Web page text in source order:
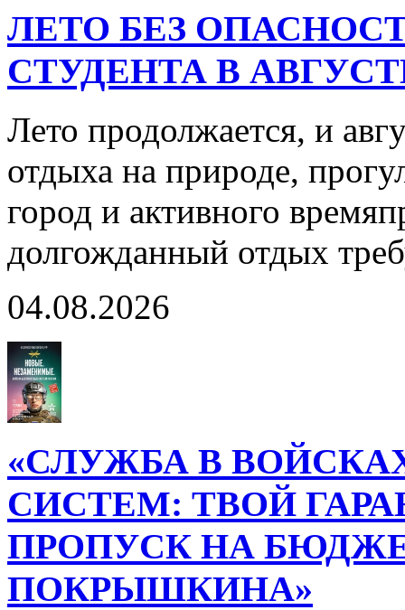
ЛЕТО БЕЗ
СТУДЕНТА В
Лето продолжается, и
отдыха на природе,
город и активного
долгожданный отдых
04.08.2026
«СЛУЖБА В
СИСТЕМ: ТВОЙ
ПРОПУСК НА
ПОКРЫШКИНА»